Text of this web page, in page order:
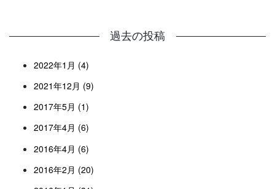
過去の投稿
2022年1月 (4)
2021年12月 (9)
2017年5月 (1)
2017年4月 (6)
2016年4月 (6)
2016年2月 (20)